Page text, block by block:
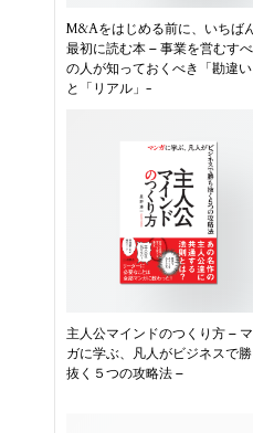
M&Aをはじめる前に、いちば
最初に読む本 – 事業を営むす
の人が知っておくべき「勘違い
と「リアル」-
主人公マインドのつくり方 –
ガに学ぶ、凡人がビジネスで
抜く５つの攻略法 –